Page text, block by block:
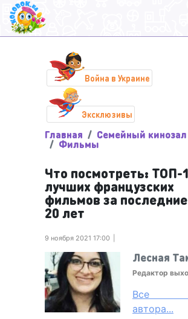
Война в Украине
Эксклюзивы
Главная Семейный кинозал
Фильмы
Что посмотреть: ТОП-
лучших французских
фильмов за последние
20 лет
9 ноября 2021 17:00
Лесная
Редактор
Все
автора...